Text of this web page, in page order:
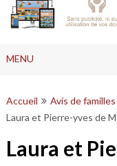
MENU
Accueil
Avis de familles
Laura et Pierre-yves de
Laura et